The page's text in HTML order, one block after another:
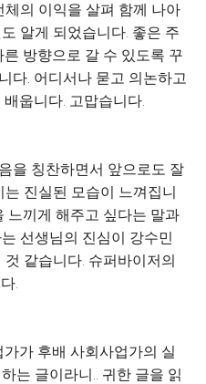
의 이익을 살펴 함께 나아
알게 되었습니다. 좋은 주
방향으로 갈 수 있도록 꾸
다. 어디서나 묻고 의논하고
웁니다. 고맙습니다.
을 칭찬하면서 앞으로도 잘
진실된 모습이 느껴집니
느끼게 해주고 싶다는 말과
선생님의 진심이 강수민
같습니다. 슈퍼바이저의
.
가 후배 사회사업가의 실
는 글이라니.. 귀한 글을 읽